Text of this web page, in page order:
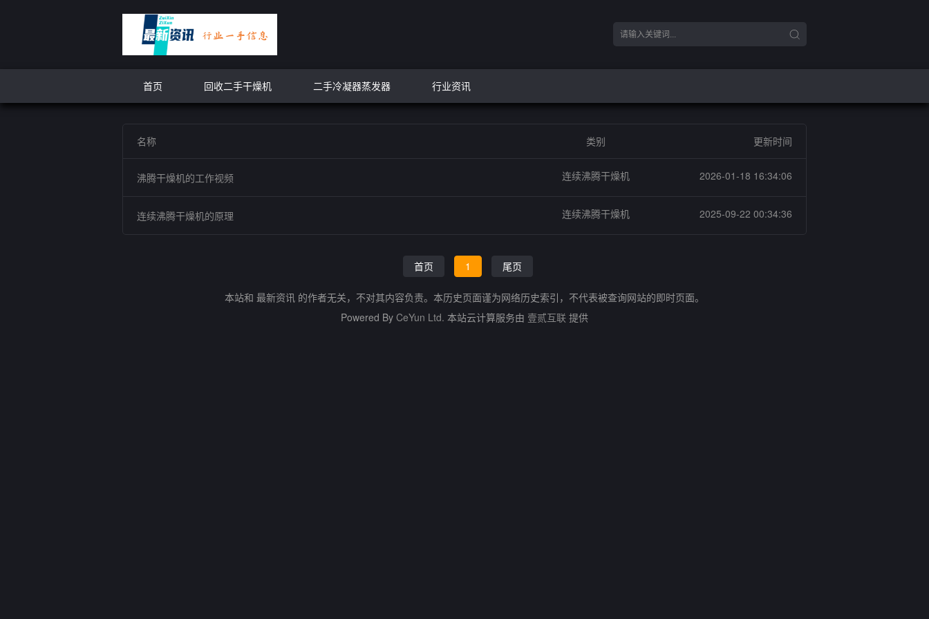
首页 回收二手干燥机 二手冷凝器蒸发器 行业资讯
名称 类别 更新时间
沸腾干燥机的工作视频 连续沸腾干燥机 2026-01-18 16:34:06
连续沸腾干燥机的原理 连续沸腾干燥机 2025-09-22 00:34:36
首页 1 尾页
本站和 最新资讯 的作者无关，不对其内容负责。本历史页面谨为网络历史索引，不代表被查询网站的即时页面。
Powered By CeYun Ltd. 本站云计算服务由 壹贰互联 提供